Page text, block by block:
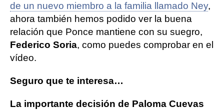
de un nuevo miembro a la familia llamado Ney,
ahora también hemos podido ver la buena
relación que Ponce mantiene con su suegro,
Federico Soria, como puedes comprobar en el
vídeo.
Seguro que te interesa…
La importante decisión de Paloma Cuevas